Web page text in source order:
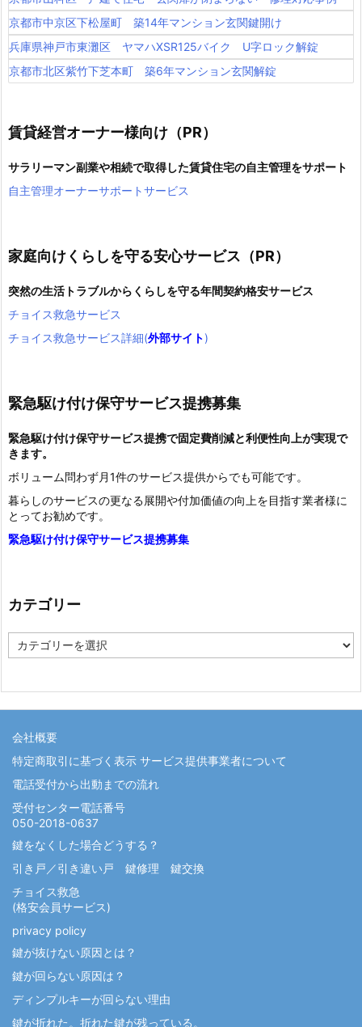
京都市中京区下松屋町 築14年マンション玄関鍵開け
兵庫県神戸市東灘区 ヤマハXSR125バイク U字ロック解錠
京都市北区紫竹下芝本町 築6年マンション玄関解錠
賃貸経営オーナー様向け（PR）
サラリーマン副業や相続で取得した賃貸住宅の自主管理をサポート
自主管理オーナーサポートサービス
家庭向けくらしを守る安心サービス（PR）
突然の生活トラブルからくらしを守る年間契約格安サービス
チョイス救急サービス
チョイス救急サービス詳細(外部サイト)
緊急駆け付け保守サービス提携募集
緊急駆け付け保守サービス提携で固定費削減と利便性向上が実現で
きます。
ボリューム問わず月1件のサービス提供からでも可能です。
暮らしのサービスの更なる展開や付加価値の向上を目指す業者様に
とってお勧めです。
緊急駆け付け保守サービス提携募集
カテゴリー
テ
会社概要
特定商取引に基づく表示 サービス提供事業者について
電話受付から出動までの流れ
受付センター電話番号
050-2018-0637
鍵をなくした場合どうする？
引き戸／引き違い戸 鍵修理 鍵交換
チョイス救急
(格安会員サービス)
privacy policy
鍵が抜けない原因とは？
鍵が回らない原因は？
ディンプルキーが回らない理由
鍵が折れた。折れた鍵が残っている。